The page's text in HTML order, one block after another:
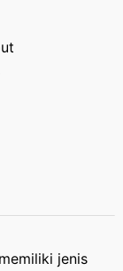
jenis